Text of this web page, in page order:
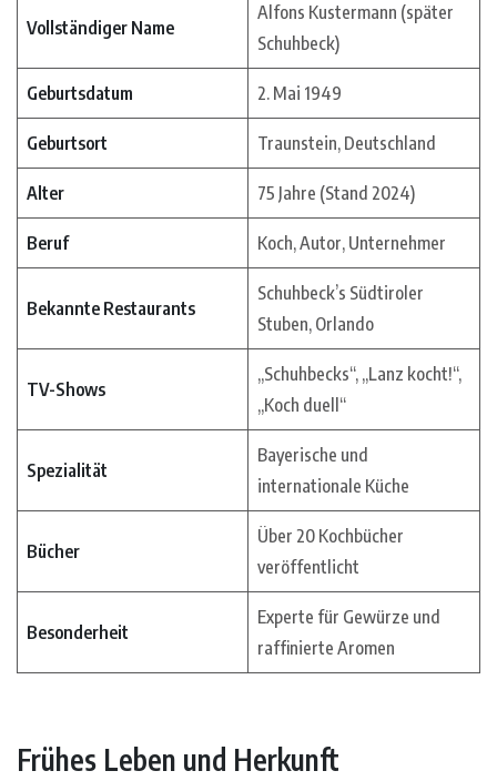
Vollständiger Name
Alfons Kustermann (später
Schuhbeck)
Geburtsdatum 2. Mai 1949
Geburtsort Traunstein, Deutschland
Alter 75 Jahre (Stand 2024)
Beruf Koch, Autor, Unternehmer
Bekannte Restaurants
Schuhbeck’s Südtiroler
Stuben, Orlando
TV-Shows
„Schuhbecks“, „Lanz kocht!“,
„Koch duell“
Spezialität
Bayerische und
internationale Küche
Bücher
Über 20 Kochbücher
veröffentlicht
Besonderheit
Experte für Gewürze und
raffinierte Aromen
Frühes Leben und Herkunft